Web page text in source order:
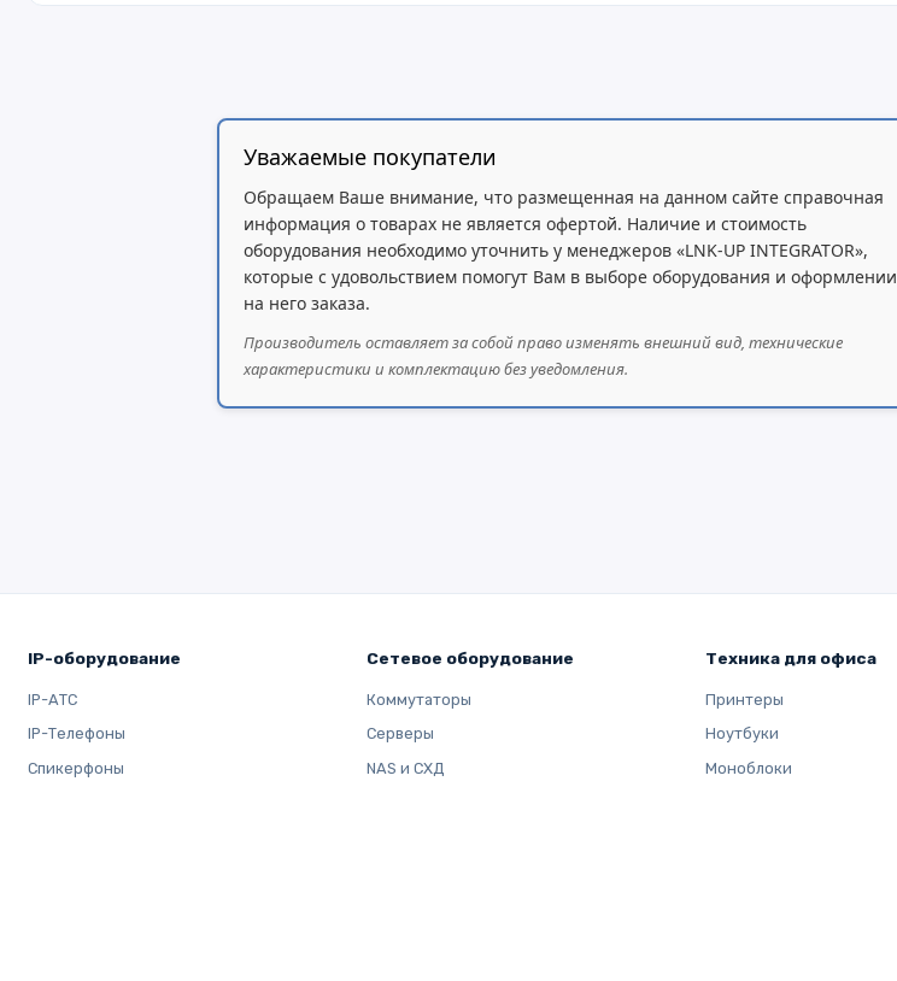
Уважаемые покупатели
Обращаем Ваше внимание, что размещенная на данном сайте справочная
информация о товарах не является офертой. Наличие и стоимость
оборудования необходимо уточнить у менеджеров «LNK-UP INTEGRATOR»,
которые с удовольствием помогут Вам в выборе оборудования и оформлении
на него заказа.
Производитель оставляет за собой право изменять внешний вид, технические
характеристики и комплектацию без уведомления.
IP-оборудование
IP-АТС
IP-Телефоны
Спикерфоны
Сетевое оборудование
Коммутаторы
Серверы
NAS и СХД
Техника для офиса
Принтеры
Ноутбуки
Моноблоки